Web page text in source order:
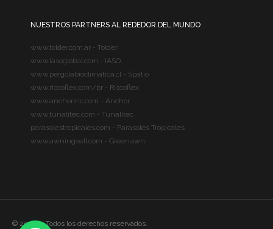
NUESTROS PARTNERS AL REDEDOR DEL MUNDO
www.tolder.com.ar - Tolder
www.iasoglobal.com - IASO
www.pergolabioclimatica.cl - Spatio
www.riccoflex.com/br - Riccoflex
www.anchorinc.com - Anchor
www.tunalitec.com - Tunalitec
parasolestropicales.com - Parasoles Tropicales
www.awningsell.com - Greenawn
© 2020 – Todos los derechos reservados.